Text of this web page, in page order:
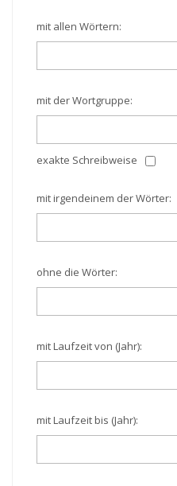
mit allen Wörtern:
mit der Wortgruppe:
exakte Schreibweise
mit irgendeinem der Wörter:
ohne die Wörter:
mit Laufzeit von (Jahr):
mit Laufzeit bis (Jahr):